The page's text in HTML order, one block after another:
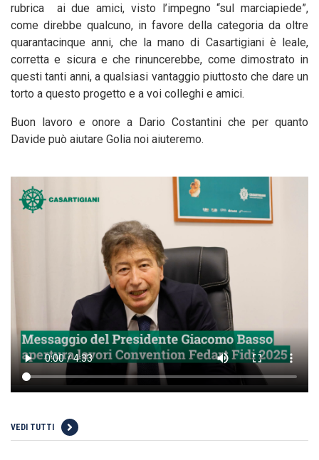
rubrica ai due amici, visto l’impegno “sul marciapiede”,
come direbbe qualcuno, in favore della categoria da oltre
quarantacinque anni, che la mano di Casartigiani è leale,
corretta e sicura e che rinuncerebbe, come dimostrato in
questi tanti anni, a qualsiasi vantaggio piuttosto che dare un
torto a questo progetto e a voi colleghi e amici.
Buon lavoro e onore a Dario Costantini che per quanto
Davide può aiutare Golia noi aiuteremo.
VEDI TUTTI